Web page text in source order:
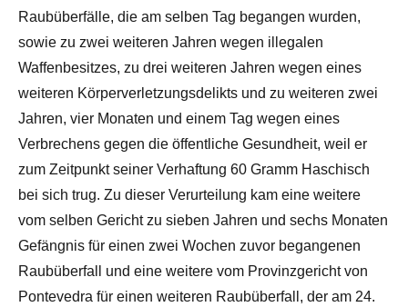
Raubüberfälle, die am selben Tag begangen wurden,
sowie zu zwei weiteren Jahren wegen illegalen
Waffenbesitzes, zu drei weiteren Jahren wegen eines
weiteren Körperverletzungsdelikts und zu weiteren zwei
Jahren, vier Monaten und einem Tag wegen eines
Verbrechens gegen die öffentliche Gesundheit, weil er
zum Zeitpunkt seiner Verhaftung 60 Gramm Haschisch
bei sich trug. Zu dieser Verurteilung kam eine weitere
vom selben Gericht zu sieben Jahren und sechs Monaten
Gefängnis für einen zwei Wochen zuvor begangenen
Raubüberfall und eine weitere vom Provinzgericht von
Pontevedra für einen weiteren Raubüberfall, der am 24.